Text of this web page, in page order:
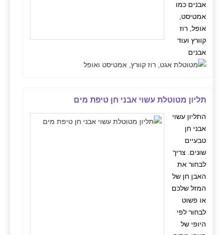
אבנים כמו
אמטיסט,
אופל, רוז
קוורץ ועוד
אבנים
תליון מטוטלת עשוי אבני חן טיפת מים
התליון עשוי
אבני חן
טבעיים
שונים. צריך
לבחור את
האבן חן של
המזל שלכם
או פשוט
לבחור לפי
היופי של